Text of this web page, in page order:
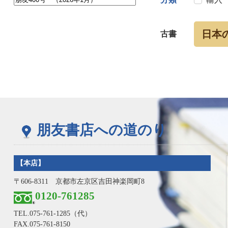
古書 日本
朋友書店への道のり
【本店】
〒606-8311 京都市左京区吉田神楽岡町8
0120-761285
TEL. 075-761-1285（代）
FAX.075-761-8150